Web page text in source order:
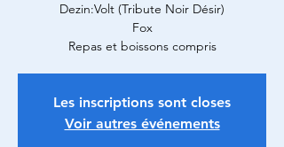
Dezin:Volt (Tribute Noir Désir)
Fox
Repas et boissons compris
Les inscriptions sont closes
Voir autres événements